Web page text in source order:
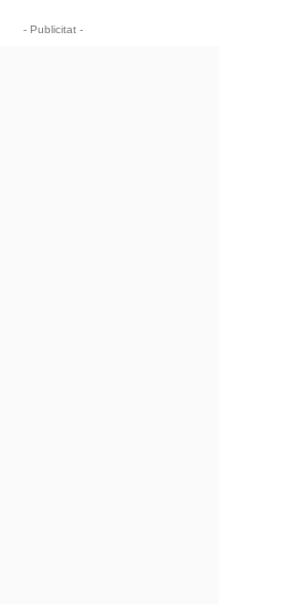
- Publicitat -